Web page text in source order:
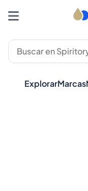
ExplorarMarcas